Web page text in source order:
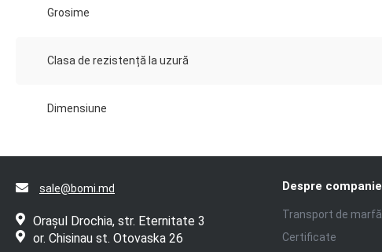
Grosime
Clasa de rezistență la uzură
Dimensiune
sale@bomi.md
Orașul Drochia, str. Eternitate 3
or. Chisinau st. Otovaska 26
Despre companie
Transport de marfă
Certificate